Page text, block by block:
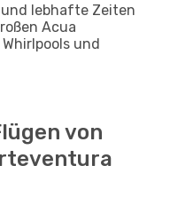
lebhafte Zeiten
Acua
und
von